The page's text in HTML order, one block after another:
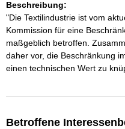
Beschreibung:
"Die Textilindustrie ist vom
Kommission für eine
maßgeblich betroffen.
daher vor, die Beschränkung
einen technischen Wert zu
Betroffene